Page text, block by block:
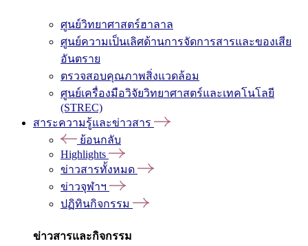
ศูนย์วิทยาศาสตร์ฮาลาล
ศูนย์ความเป็นเลิศด้านการจัดการสารและของเสีย
อันตราย
ตรวจสอบคุณภาพสิ่งแวดล้อม
ศูนย์เครื่องมือวิจัยวิทยาศาสตร์และเทคโนโลยี
(STREC)
สาระความรู้และข่าวสาร
ย้อนกลับ
Highlights
ข่าวสารทั้งหมด
ข่าวจุฬาฯ
ปฏิทินกิจกรรม
ข่าวสารและกิจกรรม